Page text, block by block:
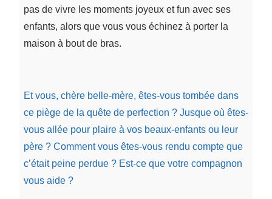
pas de vivre les moments joyeux et fun avec ses
enfants, alors que vous vous échinez à porter la
maison à bout de bras.
Et vous, chère belle-mère, êtes-vous tombée dans
ce piège de la quête de perfection ? Jusque où êtes-
vous allée pour plaire à vos beaux-enfants ou leur
père ? Comment vous êtes-vous rendu compte que
c’était peine perdue ? Est-ce que votre compagnon
vous aide ?